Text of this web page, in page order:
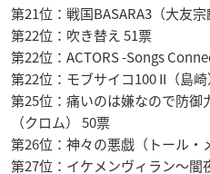
第21位：戦国BASARA3（大友
第22位：吹き替え 51票
第22位：ACTORS -Songs
第22位：モブサイコ100 II（島
第25位：痛いのは嫌なので防御
（クロム） 50票
第26位：神々の悪戯（トール・
第27位：イケメンヴィラン〜闇